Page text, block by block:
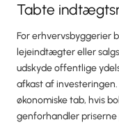
Tabte
For erhvervsbyggerier
lejeindtægter eller
udskyde offentlige
afkast af
økonomiske tab, hvis
genforhandler